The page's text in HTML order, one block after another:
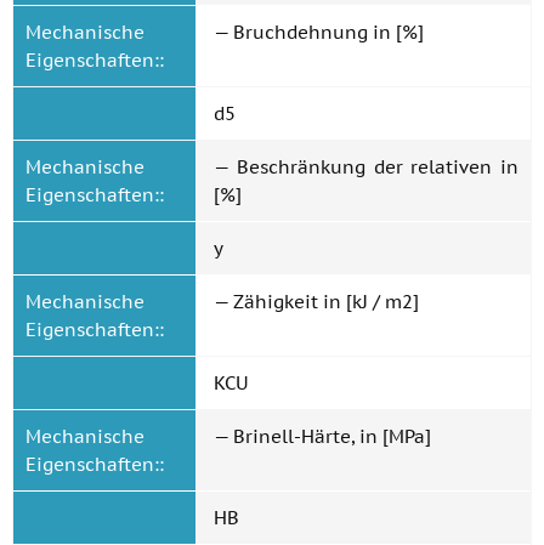
Mechanische
Eigenschaften::
— Bruchdehnung in [%]
d5
Mechanische
Eigenschaften::
— Beschränkung der relativen in
[%]
y
Mechanische
Eigenschaften::
— Zähigkeit in [kJ / m2]
KCU
Mechanische
Eigenschaften::
— Brinell-Härte, in [MPa]
HB